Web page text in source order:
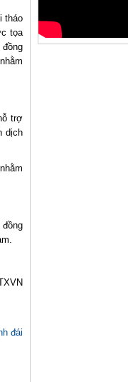
tháo
tọa
trợ
dịch
đái